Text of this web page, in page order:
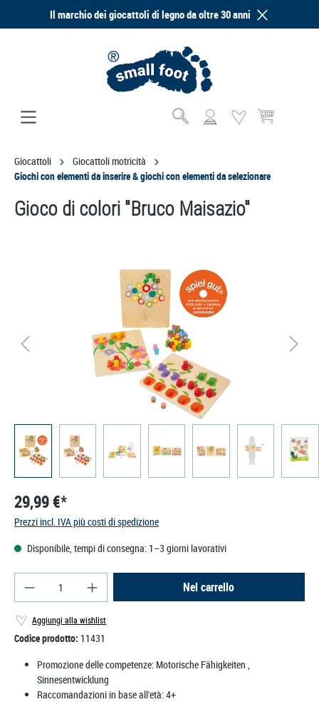
principaleIl marchio dei giocattoli di legno da oltre 30 anni
Il carrello
Giocattoli
Giocattoli motricità
Giochi con elementi da inserire & giochi con elementi da selezionare
Gioco di colori "Bruco Maisazio"
Salta la galleria di immagini
29,99 €*
Prezzi incl. IVA più costi di spedizione
Disponibile, tempi di consegna: 1–3 giorni lavorativi
Quantità del prodotto: inserisci la quantità
Nel carrello
Aggiungi alla wishlist
Codice prodotto: 11431
Promozione delle competenze: Motorische Fähigkeiten
Sinnesentwicklung
Raccomandazioni in base all'età:4+